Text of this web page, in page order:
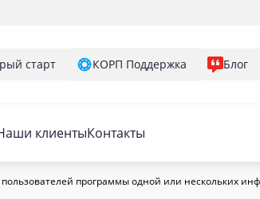
старт КОРП Поддержка Блог
клиентыКонтакты
пользователей программы одной или нескольких